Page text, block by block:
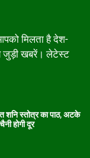
मिलता है देश-
से जुड़ी खबरें। लेटेस्ट
शनि स्तोत्र का पाठ, अटके
होगी दूर